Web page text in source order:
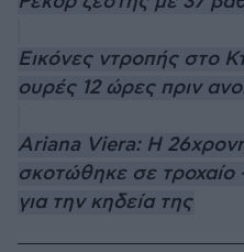
Εικόνες ντροπής στο
ουρές 12 ώρες πριν
Ariana Viera: Η
σκοτώθηκε σε τροχαίο
για την κηδεία της